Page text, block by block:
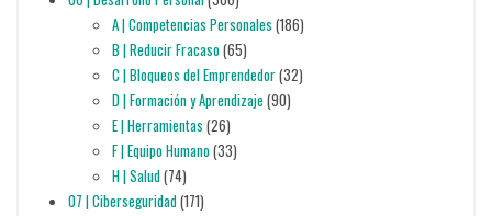
A | Competencias Personales (186)
B | Reducir Fracaso(65)
C | Bloqueos del Emprendedor(32)
D | Formación y Aprendizaje (90)
E | Herramientas (26)
F | Equipo Humano(33)
H | Salud(74)
07 | Ciberseguridad(171)